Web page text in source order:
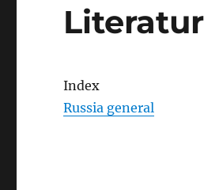
Index
Russia general